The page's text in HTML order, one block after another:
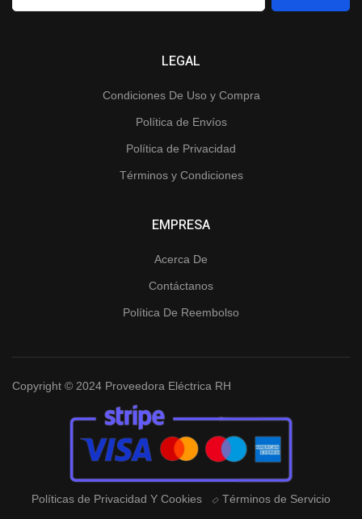
LEGAL
Condiciones De Uso y Compra
Política de Envíos
Política de Privacidad
Términos y Condiciones
EMPRESA
Acerca De
Contáctanos
Política De Reembolso
Copyright © 2024 Proveedora Eléctrica RH
Políticas de Privacidad Y Cookies Términos de Servicio